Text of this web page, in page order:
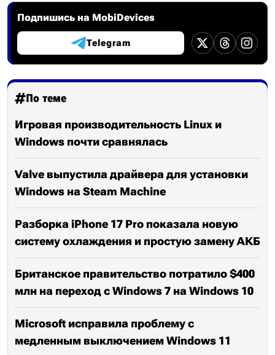
Подпишись на MobiDevices
Telegram
По теме
Игровая производительность Linux и
Windows почти сравнялась
Valve выпустила драйвера для установки
Windows на Steam Machine
Разборка iPhone 17 Pro показала новую
систему охлаждения и простую замену АКБ
Британское правительство потратило $400
млн на переход с Windows 7 на Windows 10
Microsoft исправила проблему с
медленным выключением Windows 11